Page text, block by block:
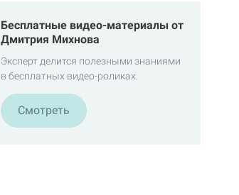
Бесплатные видео-материалы от
Дмитрия Михнова
Эксперт делится полезными знаниями
в бесплатных видео-роликах.
Смотреть